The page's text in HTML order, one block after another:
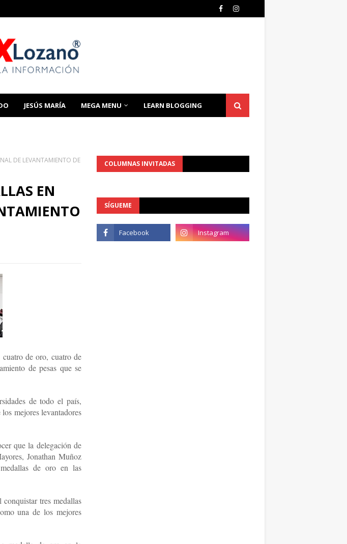
JESÚS MARÍA MEGA MENU LEARN BLOGGING
DE LEVANTAMIENTO DE
EN
de oro, cuatro de
de pesas que se
de todo el país,
mejores levantadores
que la delegación de
Jonathan Muñoz
de oro en las
tres medallas
una de los mejores
COLUMNAS INVITADAS
SÍGUEME